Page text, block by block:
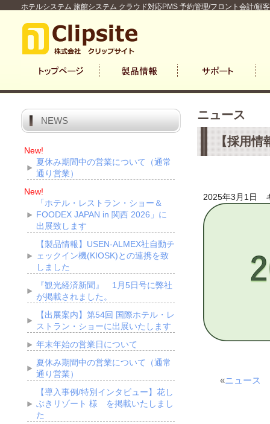
ホテルシステム 旅館システム クラウド対応PMS 予約管理/フロント会計/顧
ニュース
【採用
2025年3月1日
«ニュース
NEWS
New!
夏休み期間中の営業について（通常
通り営業）
New!
「ホテル・レストラン・ショー＆
FOODEX JAPAN in 関西 2026」に
出展致します
【製品情報】USEN-ALMEX社自動チ
ェックイン機(KIOSK)との連携を致
しました
『観光経済新聞』 1月5日号に弊社
が掲載されました。
【出展案内】第54回 国際ホテル・レ
ストラン・ショーに出展いたします
年末年始の営業日について
夏休み期間中の営業について（通常
通り営業）
【導入事例/特別インタビュー】花し
ぶきリゾート 様 を掲載いたしまし
た